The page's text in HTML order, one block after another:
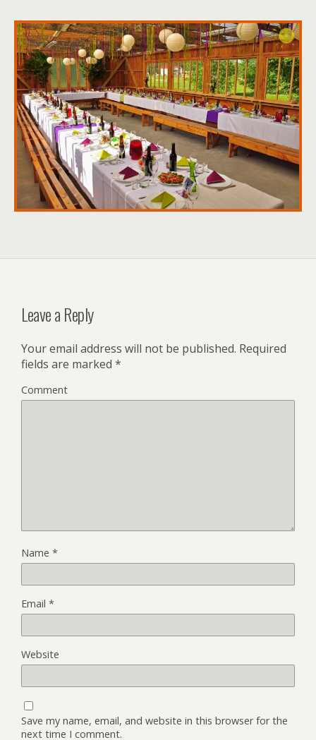
Leave a Reply
Your email address will not be published. Required
fields are marked *
Comment
Name *
Email *
Website
Save my name, email, and website in this browser for the
next time I comment.